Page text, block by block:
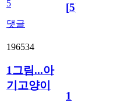
5
댓글
[5]
196534
1그림...아
기고양이
1